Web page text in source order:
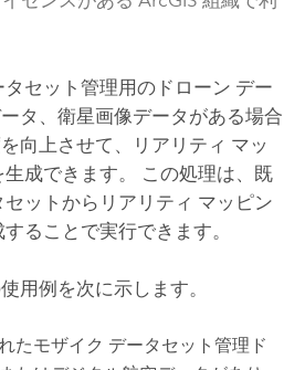
セット管理用のドローン デー
タ、衛星画像データがある場合
向上させて、リアリティ マッ
成できます。 この処理は、既
ットからリアリティ マッピン
ることで実行できます。
用例を次に示します。
たモザイク データセット管理ド